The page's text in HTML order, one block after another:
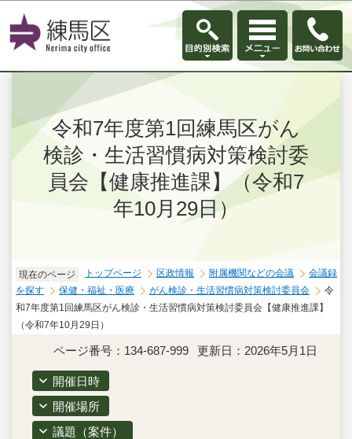
このページの本文へ移動
令和7年度第1回練馬区がん
検診・生活習慣病対策検討委
員会【健康推進課】（令和7
年10月29日）
現在のページ トップページ 区政情報 附属機関などの会議
会議録
を探す
保健・福祉・医療 がん検診・生活習慣病対策検討委員会
令
和7年度第1回練馬区がん検診・生活習慣病対策検討委員会【健康推進課】
（令和7年10月29日）
ページ番号：134-687-999 更新日：2026年5月1日
開催日時
開催場所
議題（案件）